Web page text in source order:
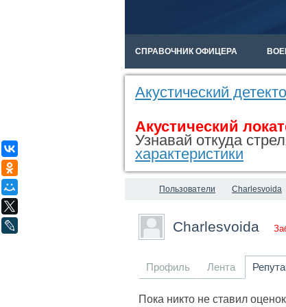
СПРАВОЧНИК ОФИЦЕРА
Акустический
Акустический
Узнавай откуда
характеристики
Пользователи Charlesvoida
Charlesvoida
Профиль Лента
Пока никто не ставил оценок